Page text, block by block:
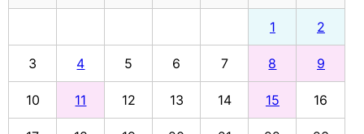
1 2
3 4 5 6 7 8 9
10 11 12 13 14 15 16